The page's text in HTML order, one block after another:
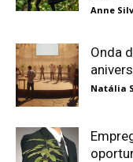
Anne
Onda
Natália